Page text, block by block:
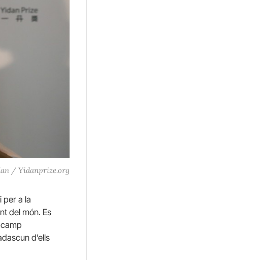
/ Yidanprize.org
per a la
del món. Es
d’ells